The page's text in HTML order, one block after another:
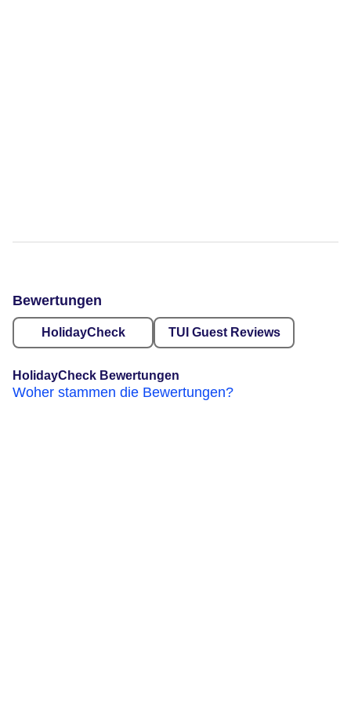
Bewertungen
HolidayCheck TUI Guest Reviews
HolidayCheck Bewertungen
Woher stammen die Bewertungen?